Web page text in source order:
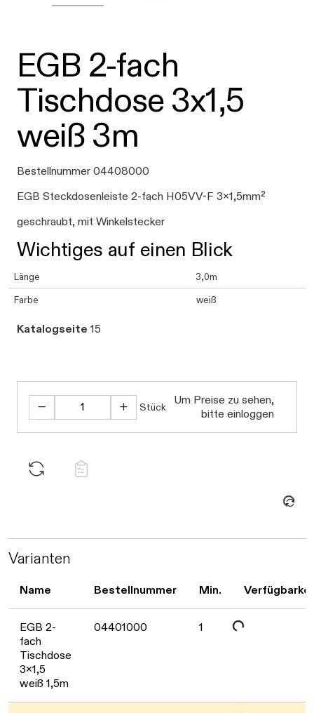
EGB 2-fach
Tischdose 3x1,5
weiß 3m
Bestellnummer 04408000
EGB Steckdosenleiste 2-fach H05VV-F 3x1,5mm²
geschraubt, mit Winkelstecker
Wichtiges auf einen Blick
Länge 3,0m
Farbe weiß
Katalogseite 15
Stück
Um Preise zu sehen,
bitte einloggen
Daten werden geladen. Bitte warten...
Varianten
Name Bestellnummer Min.
EGB 2-
fach
Tischdose
3x1,5
weiß 1,5m
04401000 1